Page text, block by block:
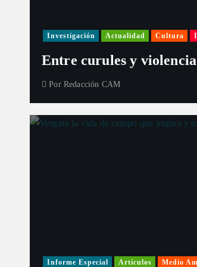
Investigación Actualidad Cultura
Entre curules y
Por Redacción CAM
Informe Especial Artículos Medio